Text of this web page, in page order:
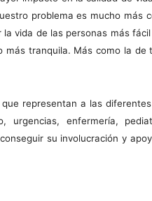
problema es mucho más
vida de las personas más
tranquila. Más como la de
representan a las
enfermería,
su involucración y